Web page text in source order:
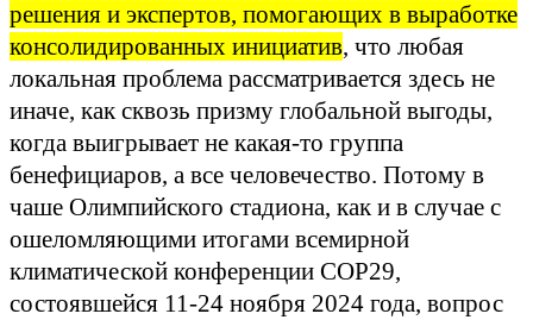
решения и экспертов, помогающих в выработке
консолидированных инициатив, что любая
локальная проблема рассматривается здесь не
иначе, как сквозь призму глобальной выгоды,
когда выигрывает не какая-то группа
бенефициаров, а все человечество. Потому в
чаше Олимпийского стадиона, как и в случае с
ошеломляющими итогами всемирной
климатической конференции СОР29,
состоявшейся 11-24 ноября 2024 года, вопрос